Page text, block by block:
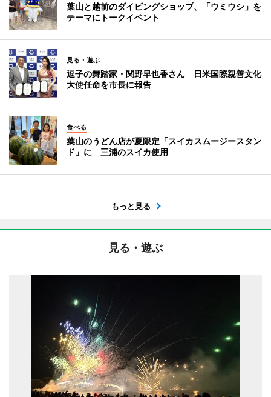
葉山と越前のダイビングショップ、「ウミウシ」を
テーマにトークイベント
見る・遊ぶ
逗子の舞踏家・関野早也香さん 日米国際親善文化
大使任命を市長に報告
食べる
葉山のうどん店が夏限定「スイカスムージースタン
ド」に 三浦のスイカ使用
もっと見る
見る・遊ぶ